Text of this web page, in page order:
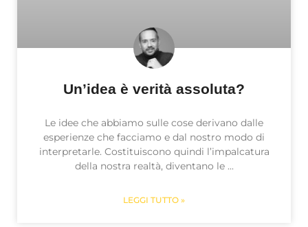
Un’idea è verità assoluta?
Le idee che abbiamo sulle cose derivano dalle
esperienze che facciamo e dal nostro modo di
interpretarle. Costituiscono quindi l’impalcatura
della nostra realtà, diventano le
LEGGI TUTTO »